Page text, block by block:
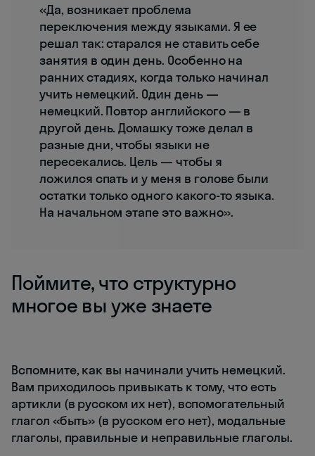
«Да, возникает проблема
переключения между языками. Я ее
решал так: старался не ставить себе
занятия в один день. Особенно на
ранних стадиях, когда только начинал
учить немецкий. Один день —
немецкий. Повтор английского — в
другой день. Домашку тоже делал в
разные дни, чтобы языки не
пересекались. Цель — чтобы я
ложился спать и у меня в голове были
остатки только одного какого-то языка.
На начальном этапе это важно».
Поймите, что структурно
многое вы уже знаете
Вспомните, как вы начинали учить немецкий.
Вам приходилось привыкать к тому, что есть
артикли (в русском их нет), вспомогательный
глагол «быть» (в русском его нет), модальные
глаголы, правильные и неправильные глаголы.